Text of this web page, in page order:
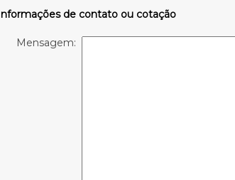
Informações de contato ou cotação
Mensagem: